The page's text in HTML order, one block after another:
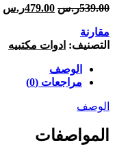
539.00ر.س 479.00ر.س
مقارنة
التصنيف: ادوات مكتبيه
الوصف
مراجعات (0)
الوصف
المواصفات